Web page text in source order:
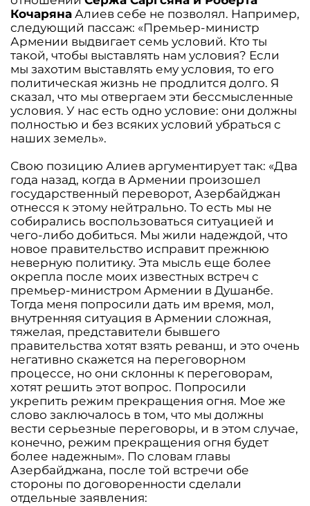
Кочаряна Алиев себе не позволял. Например,
следующий пассаж: «Премьер-министр
Армении выдвигает семь условий. Кто ты
такой, чтобы выставлять нам условия? Если
мы захотим выставлять ему условия, то его
политическая жизнь не продлится долго. Я
сказал, что мы отвергаем эти бессмысленные
условия. У нас есть одно условие: они должны
полностью и без всяких условий убраться с
наших земель».
Свою позицию Алиев аргументирует так: «Два
года назад, когда в Армении произошел
государственный переворот, Азербайджан
отнесся к этому нейтрально. То есть мы не
собирались воспользоваться ситуацией и
чего-либо добиться. Мы жили надеждой, что
новое правительство исправит прежнюю
неверную политику. Эта мысль еще более
окрепла после моих известных встреч с
премьер-министром Армении в Душанбе.
Тогда меня попросили дать им время, мол,
внутренняя ситуация в Армении сложная,
тяжелая, представители бывшего
правительства хотят взять реванш, и это очень
негативно скажется на переговорном
процессе, но они склонны к переговорам,
хотят решить этот вопрос. Попросили
укрепить режим прекращения огня. Мое же
слово заключалось в том, что мы должны
вести серьезные переговоры, и в этом случае,
конечно, режим прекращения огня будет
более надежным». По словам главы
Азербайджана, после той встречи обе
стороны по договоренности сделали
отдельные заявления: